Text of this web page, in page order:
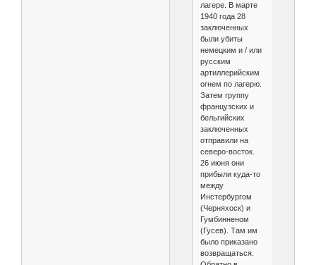
лагере. В марте
1940 года 28
заключенных
были убиты
немецким и / или
русским
артиллерийским
огнем по лагерю.
Затем группу
французских и
бельгийских
заключенных
отправили на
северо-восток.
26 июня они
прибыли куда-то
между
Инстербургом
(Черняхоск) и
Гумбинненом
(Гусев). Там им
было приказано
возвращаться.